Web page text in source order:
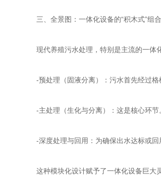
三、全景图：一体化设备的“积木式”组
现代养殖污水处理，特别是主流的一体
-预处理（固液分离）：污水首先经过
-主处理（生化与分离）：这是核心环节
-深度处理与回用：为确保出水达标或回
这种模块化设计赋予了一体化设备巨大